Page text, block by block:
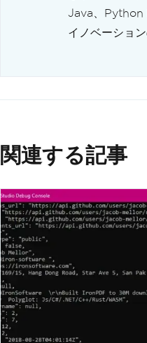
Java、Python
イノベーショ
関連する記事